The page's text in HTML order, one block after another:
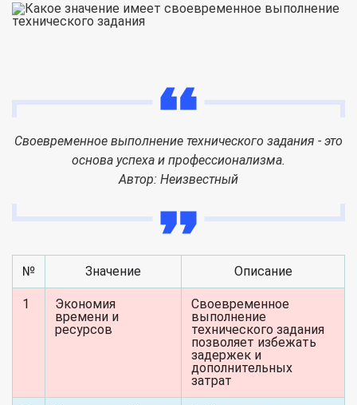
Своевременное выполнение технического задания - это
основа успеха и профессионализма.
Автор: Неизвестный
№ Значение Описание
1
Экономия
времени и
ресурсов
Своевременное
выполнение
технического задания
позволяет избежать
задержек и
дополнительных
затрат